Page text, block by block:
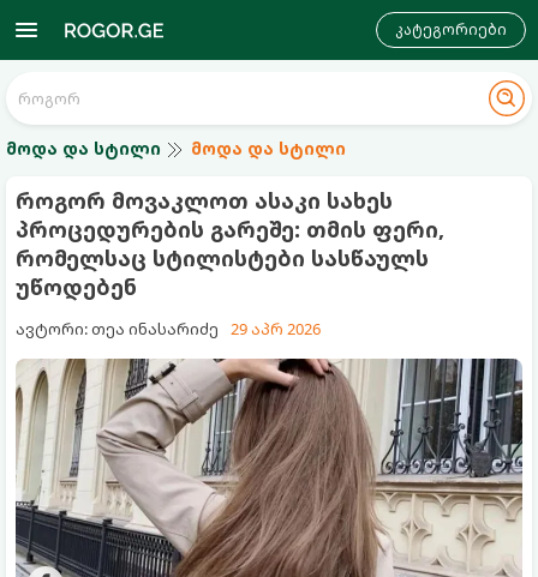
კატეგორიები
მოდა და სტილი მოდა და სტილი
როგორ მოვაკლოთ ასაკი სახეს
პროცედურების გარეშე: თმის ფერი,
რომელსაც სტილისტები სასწაულს
უწოდებენ
ავტორი: თეა ინასარიძე 29 აპრ 2026